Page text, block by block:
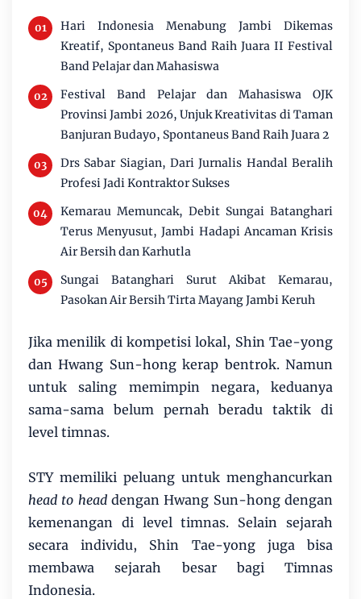
Hari Indonesia Menabung Jambi Dikemas
Kreatif, Spontaneus Band Raih Juara II Festival
Band Pelajar dan Mahasiswa
Festival Band Pelajar dan Mahasiswa OJK
Provinsi Jambi 2026, Unjuk Kreativitas di Taman
Banjuran Budayo, Spontaneus Band Raih Juara 2
Drs Sabar Siagian, Dari Jurnalis Handal Beralih
Profesi Jadi Kontraktor Sukses
Kemarau Memuncak, Debit Sungai Batanghari
Terus Menyusut, Jambi Hadapi Ancaman Krisis
Air Bersih dan Karhutla
Sungai Batanghari Surut Akibat Kemarau,
Pasokan Air Bersih Tirta Mayang Jambi Keruh
Jika menilik di kompetisi lokal, Shin Tae-yong
dan Hwang Sun-hong kerap bentrok. Namun
untuk saling memimpin negara, keduanya
sama-sama belum pernah beradu taktik di
level timnas.
STY memiliki peluang untuk menghancurkan
head to headdengan Hwang Sun-hong dengan
kemenangan di level timnas. Selain sejarah
secara individu, Shin Tae-yong juga bisa
membawa sejarah besar bagi Timnas
Indonesia.